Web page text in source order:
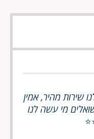
שירות מהיר, אמין
מי עשה לנו